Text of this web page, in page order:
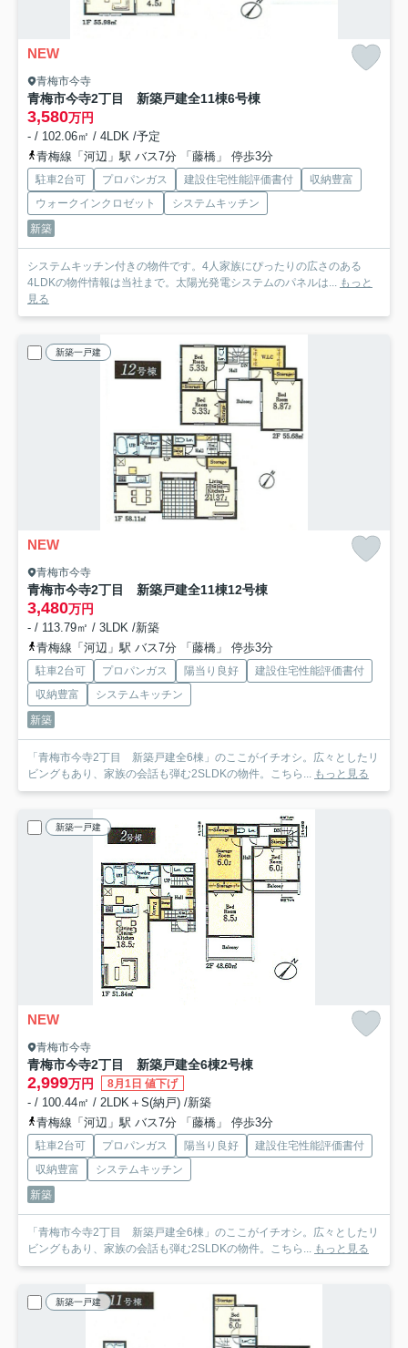
NEW
青梅市今寺
青梅市今寺2丁目 新築戸建全11棟6号棟
3,580万円
- / 102.06㎡ / 4LDK /予定
青梅線「河辺」駅 バス7分 「藤橋」 停歩3分
駐車2台可 プロパンガス 建設住宅性能評価書付
収納豊富
ウォークインクロゼット
システムキッチン
新築
システムキッチン付きの物件です。4人家族にぴったりの広さのある
4LDKの物件情報は当社まで。太陽光発電システムのパネルは... もっと
見る
新築一戸建
NEW
青梅市今寺
青梅市今寺2丁目 新築戸建全11棟12号棟
3,480万円
- / 113.79㎡ / 3LDK /新築
青梅線「河辺」駅 バス7分 「藤橋」 停歩3分
駐車2台可 プロパンガス 陽当り良好
建設住宅性能評価書付
収納豊富
システムキッチン
新築
「青梅市今寺2丁目 新築戸建全6棟」のここがイチオシ。広々としたリ
ビングもあり、家族の会話も弾む2SLDKの物件。こちら... もっと見る
新築一戸建
NEW
青梅市今寺
青梅市今寺2丁目 新築戸建全6棟2号棟
2,999万円 8月1日 値下げ
- / 100.44㎡ / 2LDK＋S(納戸) /新築
青梅線「河辺」駅 バス7分 「藤橋」 停歩3分
駐車2台可 プロパンガス 陽当り良好
建設住宅性能評価書付
収納豊富
システムキッチン
新築
「青梅市今寺2丁目 新築戸建全6棟」のここがイチオシ。広々としたリ
ビングもあり、家族の会話も弾む2SLDKの物件。こちら... もっと見る
新築一戸建